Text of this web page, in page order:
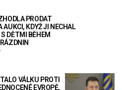
PRODAT
AUKCI, KDYŽ JI NECHAL
DĚTMI BĚHEM
VÁLKU PROTI
EVROPĚ,